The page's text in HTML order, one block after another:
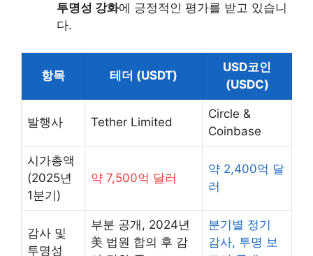
투명성 강화에 긍정적인 평가를 받고 있습니
다.
항목 테더 (USDT)
USD코인
(USDC)
발행사 Tether Limited
Circle &
Coinbase
시가총액
(2025년
1분기)
약 7,500억 달러
약 2,400억 달
러
감사 및
투명성
부분 공개, 2024년
美 법원 합의 후 감
분기별 정기
감사, 투명 보